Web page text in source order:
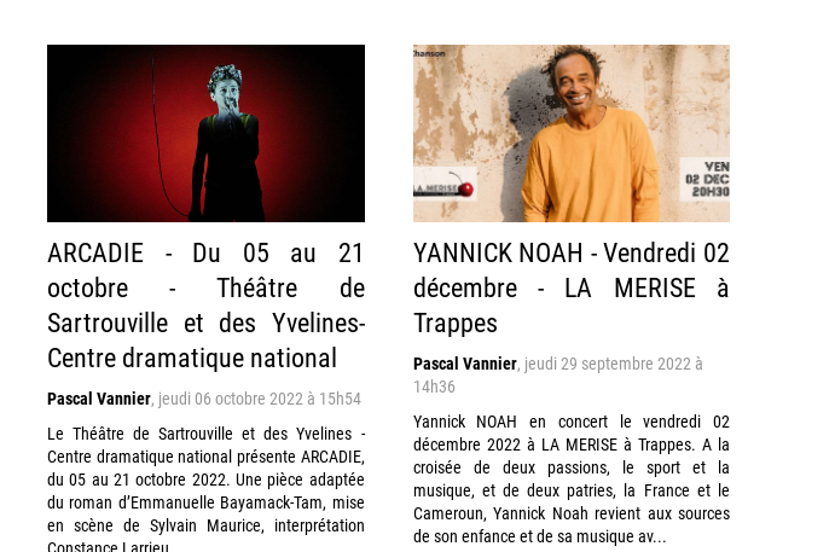
ARCADIE - Du 05 au 21
octobre - Théâtre de
Sartrouville et des Yvelines-
Centre dramatique national
Pascal Vannier, jeudi 06 octobre 2022 à 15h54
Le Théâtre de Sartrouville et des Yvelines -
Centre dramatique national présente ARCADIE,
du 05 au 21 octobre 2022. Une pièce adaptée
du roman d’Emmanuelle Bayamack-Tam, mise
en scène de Sylvain Maurice, interprétation
YANNICK NOAH - Vendredi 02
décembre - LA MERISE à
Trappes
Pascal Vannier, jeudi 29 septembre 2022 à
14h36
Yannick NOAH en concert le vendredi 02
décembre 2022 à LA MERISE à Trappes. A la
croisée de deux passions, le sport et la
musique, et de deux patries, la France et le
Cameroun, Yannick Noah revient aux sources
de son enfance et de sa musique av...